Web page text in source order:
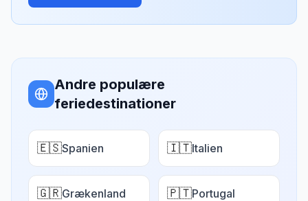
Andre populære
feriedestinationer
🇪🇸Spanien 🇮🇹Italien
🇬🇷Grækenland 🇵🇹Portugal